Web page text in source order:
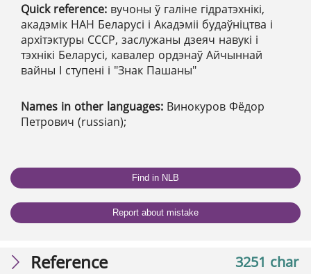
Quick reference: вучоны ў галіне гідратэхнікі,
акадэмік НАН Беларусі і Акадэміі будаўніцтва і
архітэктуры СССР, заслужаны дзеяч навукі і
тэхнікі Беларусі, кавалер ордэнаў Айчыннай
вайны І ступенi і "Знак Пашаны"
Names in other languages: Винокуров Фёдор
Петрович (russian);
Find in NLB
Report about mistake
3251 char
Reference